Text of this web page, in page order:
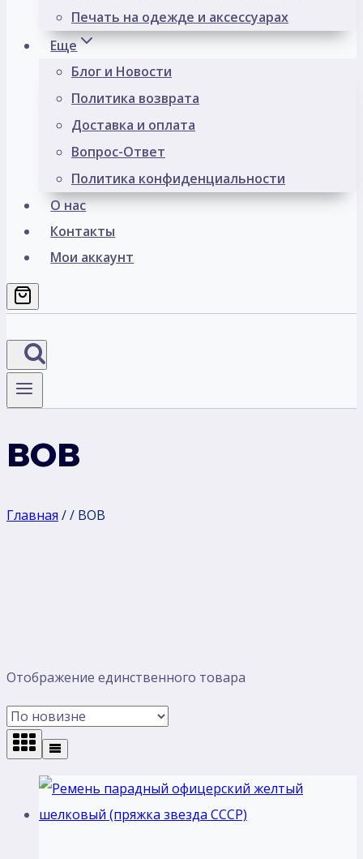
Печать на одежде и аксессуарах
Еще
Блог и Новости
Политика возврата
Доставка и оплата
Вопрос-Ответ
Политика конфиденциальности
О нас
Контакты
Мои аккаунт
ВОВ
Главная // ВОВ
Отображение единственного товара